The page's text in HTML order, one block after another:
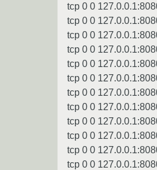
tcp 0 0
tcp 0 0
tcp 0 0
tcp 0 0
tcp 0 0
tcp 0 0
tcp 0 0
tcp 0 0
tcp 0 0
tcp 0 0
tcp 0 0
tcp 0 0